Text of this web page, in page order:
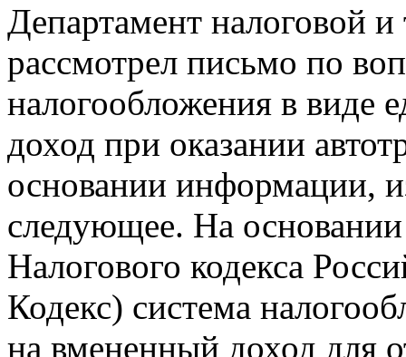
Департамент налоговой
рассмотрел письмо по
налогообложения в виде
доход при оказании
основании информации,
следующее. На
Налогового кодекса
Кодекс) система
на вмененный доход для